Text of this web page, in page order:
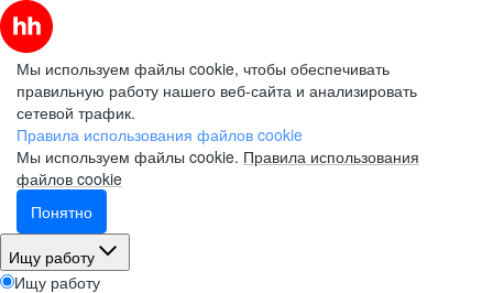
Мы используем файлы cookie, чтобы обеспечивать
правильную работу нашего веб-сайта и анализировать
сетевой трафик.
Правила использования файлов cookie
Мы используем файлы cookie. Правила использования
файлов cookie
Понятно
Ищу работу
Ищу работу